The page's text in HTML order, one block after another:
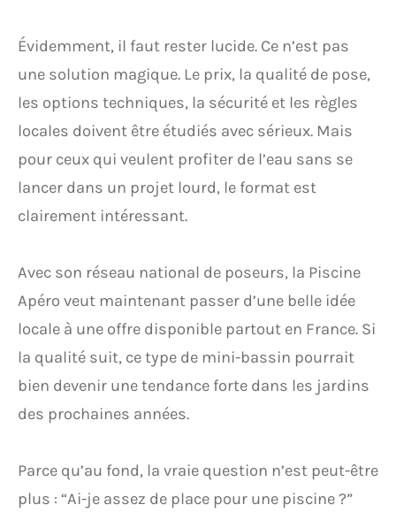
Évidemment, il faut rester lucide. Ce n’est pas
une solution magique. Le prix, la qualité de pose,
les options techniques, la sécurité et les règles
locales doivent être étudiés avec sérieux. Mais
pour ceux qui veulent profiter de l’eau sans se
lancer dans un projet lourd, le format est
clairement intéressant.
Avec son réseau national de poseurs, la Piscine
Apéro veut maintenant passer d’une belle idée
locale à une offre disponible partout en France. Si
la qualité suit, ce type de mini-bassin pourrait
bien devenir une tendance forte dans les jardins
des prochaines années.
Parce qu’au fond, la vraie question n’est peut-être
plus : “Ai-je assez de place pour une piscine ?”